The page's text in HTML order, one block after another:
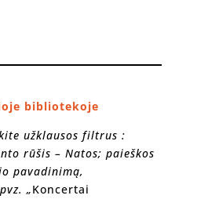
bibliotekoje
užklausos filtrus :
rūšis – Natos; paieškos
pavadinimą,
„Koncertai